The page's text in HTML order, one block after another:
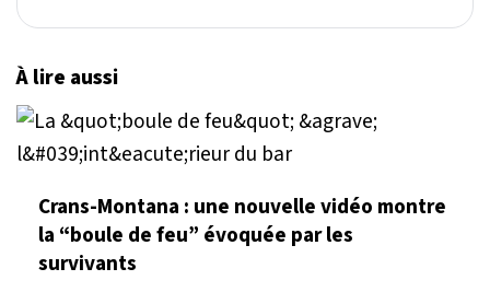
À lire aussi
Crans-Montana : une nouvelle vidéo montre
la “boule de feu” évoquée par les
survivants